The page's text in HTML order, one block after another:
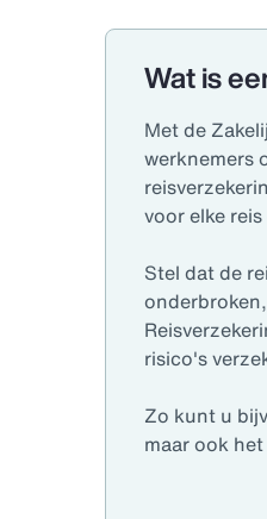
Wat is
Met de
werknemers
voor elke
Stel dat de
risico's
Zo kunt u
maar ook